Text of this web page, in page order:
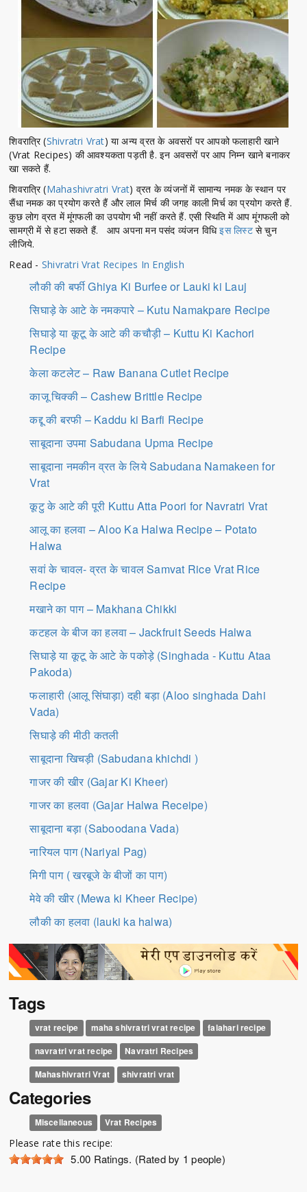
शिवरात्रि (Shivratri Vrat) या अन्य व्रत के अवसरों पर आपको फलाहारी खाने
(Vrat Recipes) की आवश्यकता पड़ती है. इन अवसरों पर आप निम्न खाने बनाकर
खा सकते हैं.
शिवरात्रि (Mahashivratri Vrat) व्रत के व्यंजनों में सामान्य नमक के स्थान पर
सैंधा नमक का प्रयोग करते हैं और लाल मिर्च की जगह काली मिर्च का प्रयोग करते हैं.
कुछ लोग व्रत में मूंगफली का उपयोग भी नहीं करते हैं. एसी स्थिति में आप मूंगफली को
सामग्री में से हटा सकते हैं. आप अपना मन पसंद व्यंजन विधिइस लिस्ट से चुन
लीजिये.
Read - Shivratri Vrat Recipes In English
लौकी की बर्फी Ghiya Ki Burfee or Lauki ki Lauj
सिघाड़े के आटे के नमकपारे – Kutu Namakpare Recipe
सिघाड़े या कूटू के आटे की कचौड़ी – Kuttu Ki Kachori
Recipe
केला कटलेट – Raw Banana Cutlet Recipe
काजू चिक्की – Cashew Brittle Recipe
कद्दू की बरफी – Kaddu ki Barfi Recipe
साबूदाना उपमा Sabudana Upma Recipe
साबूदाना नमकीन व्रत के लिये Sabudana Namakeen for
Vrat
कूटु के आटे की पूरी Kuttu Atta Poori for Navratri Vrat
आलू का हलवा – Aloo Ka Halwa Recipe – Potato
Halwa
सवां के चावल- व्रत के चावल Samvat Rice Vrat Rice
Recipe
मखाने का पाग – Makhana Chikki
कटहल के बीज का हलवा – Jackfruit Seeds Halwa
सिघाड़े या कूटू के आटे के पकोड़े (Singhada - Kuttu Ataa
Pakoda)
फलाहारी (आलू सिंघाड़ा) दही बड़ा (Aloo singhada Dahi
Vada)
सिघाड़े की मीठी कतली
साबूदाना खिचड़ी (Sabudana khichdi )
गाजर की खीर (Gajar Ki Kheer)
गाजर का हलवा (Gajar Halwa Receipe)
साबूदाना बड़ा (Saboodana Vada)
नारियल पाग (Nariyal Pag)
मिगी पाग ( खरबूजे के बीजों का पाग)
मेवे की खीर (Mewa ki Kheer Recipe)
लौकी का हलवा (lauki ka halwa)
Tags
vrat recipe maha shivratri vrat recipe
falahari recipe
navratri vrat recipe
Navratri Recipes
Mahashivratri Vrat
shivratri vrat
Categories
Miscellaneous Vrat Recipes
Please rate this recipe:
5.00 Ratings. (Rated by 1 people)